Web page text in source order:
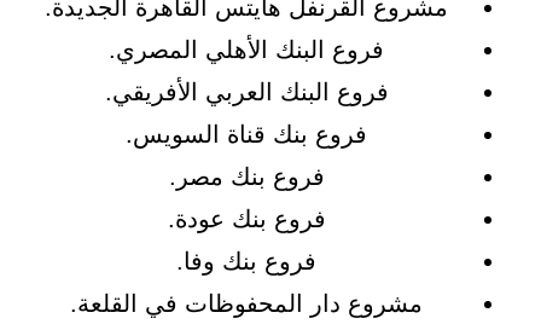
مشروع القرنفل هايتس القاهرة الجديدة.
فروع البنك الأهلي المصري.
فروع البنك العربي الأفريقي.
فروع بنك قناة السويس.
فروع بنك مصر.
فروع بنك عودة.
فروع بنك وفا.
مشروع دار المحفوظات في القلعة.